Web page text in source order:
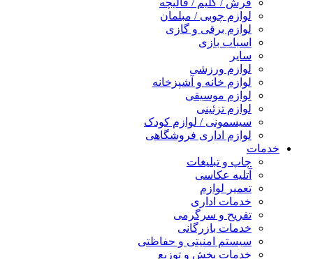
فرش / گلیم / قالیچه
لوازم چوبی / مبلمان
لوازم برقی و گازی
اسباب بازی
سایر
لوازم ورزشی
لوازم خانه و آشپزخانه
لوازم موسیقی
لوازم تزئینی
سیسمونی / لوازم کودک
لوازم اداری فروشگاهی
خدمات
چاپ و تبلیغات
آتلیه عکاسی
تعمیر لوازم
خدمات اداری
تفریح و سرگرمی
خدمات بازرگانی
سیستم امنیتی و حفاظتی
خدمات پخش و توزیع